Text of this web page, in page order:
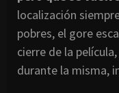
localización
pobres, el gore
cierre de la
durante la misma,